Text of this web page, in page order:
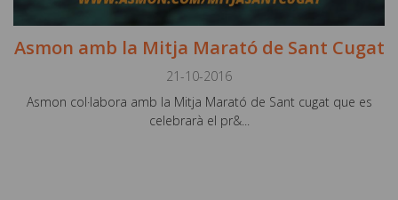
Asmon amb la Mitja Marató de Sant Cugat
21-10-2016
Asmon col·labora amb la Mitja Marató de Sant cugat que es
celebrarà el pr&...